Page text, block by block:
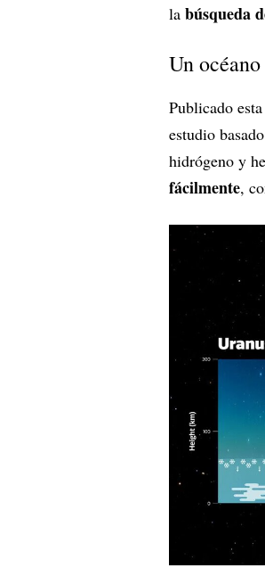
la búsqueda
Un
Publicado
estudio
hidrógeno y
fácilmente,